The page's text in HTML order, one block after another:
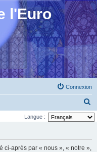
l'Euro
Connexion
e
Langue :
ci-après par « nous », « notre »,